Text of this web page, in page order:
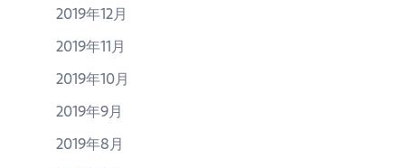
2019年12月
2019年11月
2019年10月
2019年9月
2019年8月